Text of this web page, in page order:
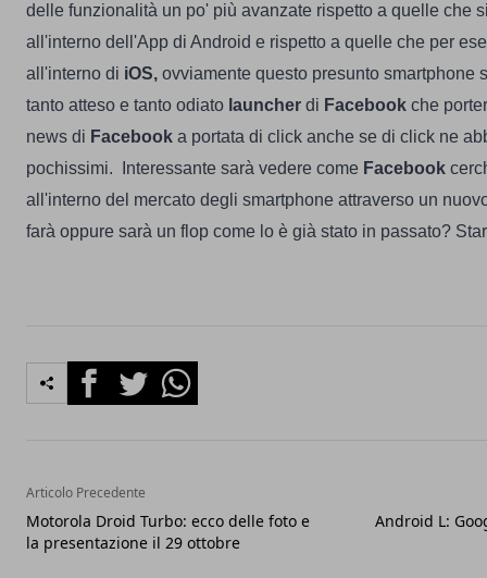
delle funzionalità un po' più avanzate rispetto a quelle che
all'interno dell'App di Android e rispetto a quelle che per
all'interno di iOS, ovviamente questo presunto smartphone
tanto atteso e tanto odiato launcher di Facebook che
news di Facebook a portata di click anche se di click ne
pochissimi.
Interessante sarà vedere come Facebook
all'interno del mercato degli smartphone attraverso un
farà oppure sarà un flop come lo è già stato in passato?
FacebookTwitterWhatsapp
Articolo Precedente
Motorola Droid Turbo: ecco delle foto e
la presentazione il 29 ottobre
Android L: